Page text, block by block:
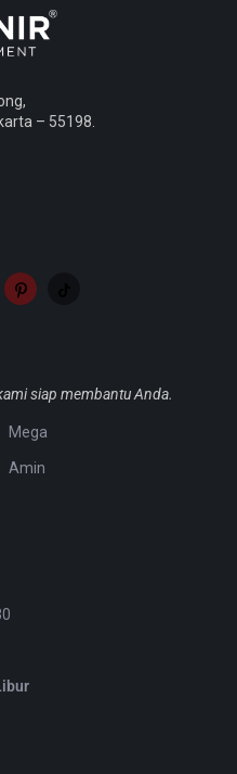
– 55198.
siap membantu Anda.
Mega
Amin